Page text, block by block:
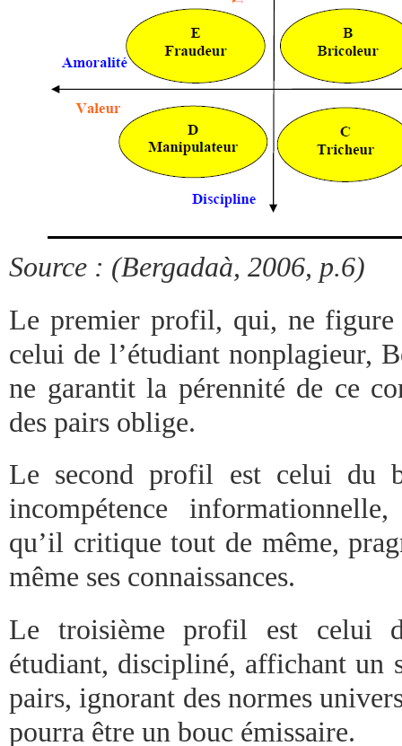
Source : (Bergadaà, 2006, p.6)
Le premier profil, qui, ne figure
celui de l’étudiant nonplagieur,
ne garantit la pérennité de ce
des pairs oblige.
Le second profil est celui du
incompétence
qu’il critique tout de même,
même ses connaissances.
Le troisième profil est celui
étudiant, discipliné, affichant un
pairs, ignorant des normes
pourra être un bouc émissaire.